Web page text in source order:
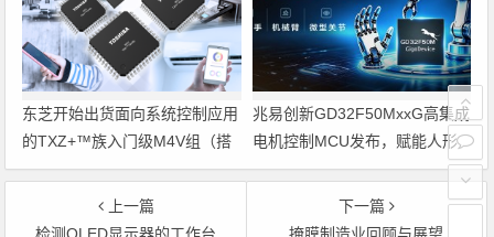
东芝开始出货面向系统控制应用
的TXZ+™族入门级M4V组（搭
载Arm Cortex‑M4内核的标准微
控制器）工程样品
兆易创新GD32F50MxxG高集成
电机控制MCU发布，赋能人形
机器人关节驱动革新
上一篇
下一篇